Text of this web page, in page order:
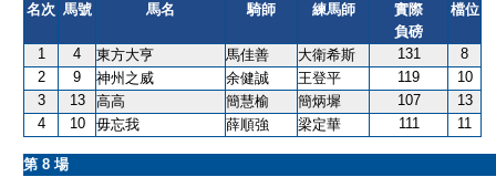
名次 馬號 馬名 騎師 練馬師
實際
負磅
檔位
1 4 東方大亨 馬佳善 大衛希斯 131
8
2
9 神州之威 余健誠 王登平 119
10
3
13 高高 簡慧榆 簡炳墀 107
13
4
10 毋忘我 薛順強 梁定華 111 11
第 8 場